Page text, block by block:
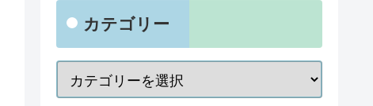
カテゴリー